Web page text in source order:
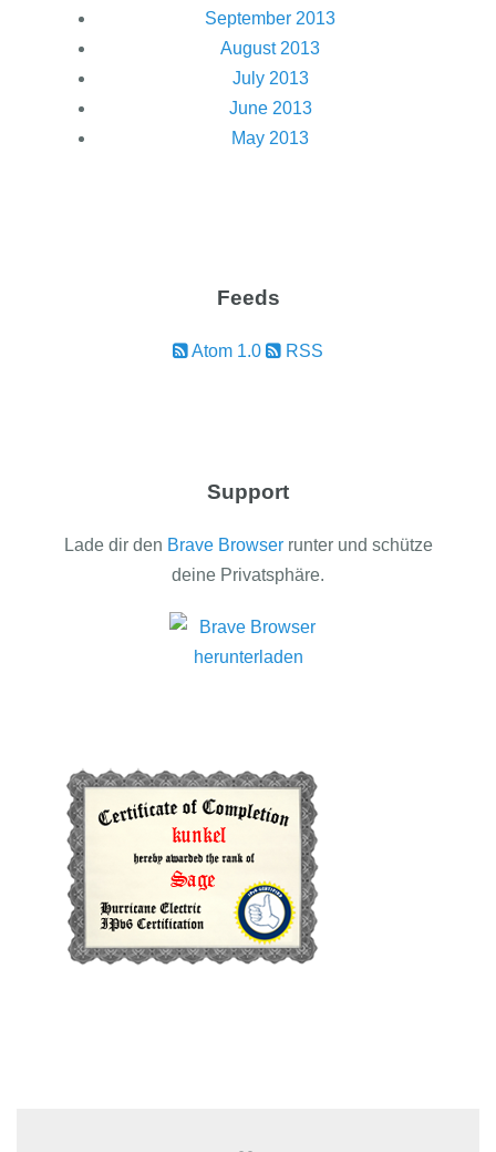
September 2013
August 2013
July 2013
June 2013
May 2013
Feeds
Atom 1.0 RSS
Support
Lade dir den Brave Browserrunter und schütze
deine Privatsphäre.